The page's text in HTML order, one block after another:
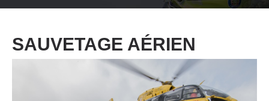
SAUVETAGE AÉRIEN